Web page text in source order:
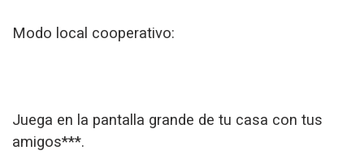
Modo local cooperativo:
Juega en la pantalla grande de tu casa con tus
amigos***.